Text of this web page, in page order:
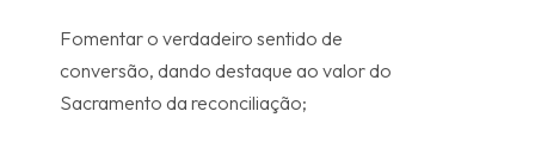
Fomentar o verdadeiro sentido de
conversão, dando destaque ao valor do
Sacramento da reconciliação;